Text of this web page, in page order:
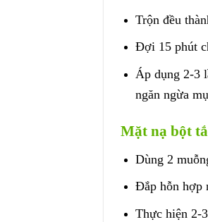
Trộn đều
Đợi 15 phút
Áp dụng 2-3
ngăn ngừa
Mặt nạ bột
Dùng 2
Đắp hỗn hợp
Thực hiện 2-